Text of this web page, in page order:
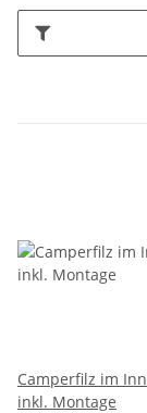
Camperfilz im
inkl. Montage